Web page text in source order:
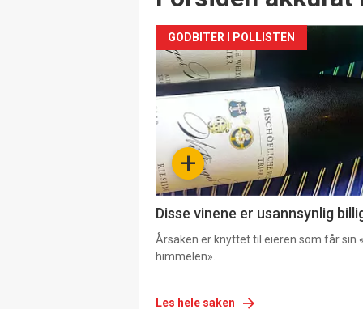
+
GODBITER I POLLISTEN
Disse vinene er usannsynlig
Årsaken er knyttet til eieren som får sin
himmelen».
Les hele saken